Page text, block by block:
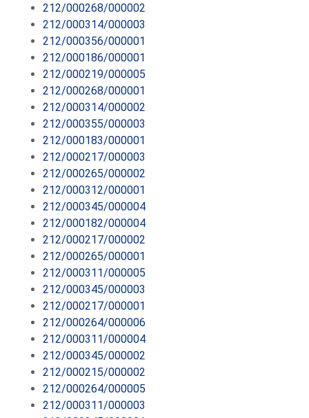
212/000268/000002
212/000314/000003
212/000356/000001
212/000186/000001
212/000219/000005
212/000268/000001
212/000314/000002
212/000355/000003
212/000183/000001
212/000217/000003
212/000265/000002
212/000312/000001
212/000345/000004
212/000182/000004
212/000217/000002
212/000265/000001
212/000311/000005
212/000345/000003
212/000217/000001
212/000264/000006
212/000311/000004
212/000345/000002
212/000215/000002
212/000264/000005
212/000311/000003